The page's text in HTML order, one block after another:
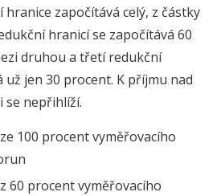
hranice započítává celý, z částky
hranicí se započítává 60
druhou a třetí redukční
už jen 30 procent. K příjmu nad
nepřihlíží.
100 procent vyměřovacího
60 procent vyměřovacího